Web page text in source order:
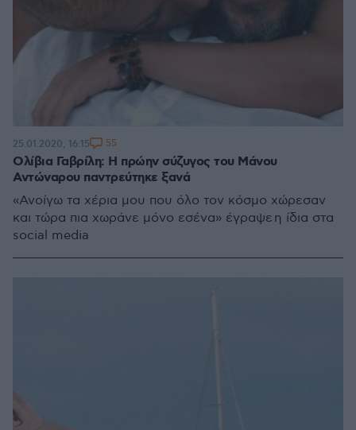
Ολίβια Γαβρίλη: Η πρώην σύζυγος του Μάνου
Αντώναρου παντρεύτηκε ξανά
«Ανοίγω τα χέρια μου που όλο τον κόσμο χώρεσαν
και τώρα πια χωράνε μόνο εσένα» έγραψε η ίδια στα
social media
25.01.2020, 16:15 55